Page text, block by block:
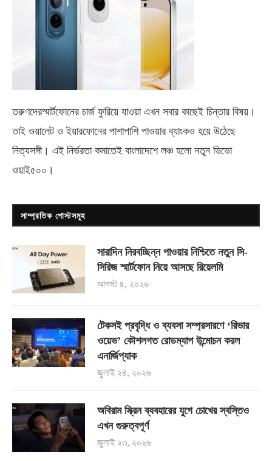
তরুণদেরস্মার্টফোনের চার্জ ফুরিয়ে যাওয়া এখন সবার কাছেই চিন্তার বিষয়।
তাই ওয়ালেট ও ইয়ারফোনের পাশাপাশি পাওয়ার ব্যাংকও হয়ে উঠেছে
নিত্যসঙ্গী। এই নির্ভরতা কমাতেই বাংলাদেশে লঞ্চ হলো নতুন ভিভো
ওয়াই৫০০ ।
সাম্প্রতিক পোস্টসমূহ
সারাদিন নিরবচ্ছিন্ন পাওয়ার নিশ্চিতে নতুন সি-
সিরিজ স্মার্টফোন নিয়ে আসছে রিয়েলমি
আগস্ট ৪, ২০২৬
টেকসই প্রবৃদ্ধি ও ব্যবসা সম্প্রসারণে ‘রিভার
ওয়েভ’ কৌশলগত রোডম্যাপ উন্মোচন করল
এনার্জিপ্যাক
জুলাই ২৪, ২০২৬
অবিরাম স্ক্রিন ব্যবহারের যুগে চোখের স্বস্তিও
এখন গুরুত্বপূর্ণ
জুলাই ২৩, ২০২৬